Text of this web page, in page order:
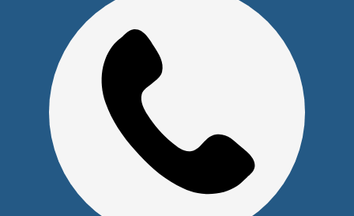
Наши контакты
+7 (391) 291-30-30 info@s-pl.ru
ул. Алексеева, 41